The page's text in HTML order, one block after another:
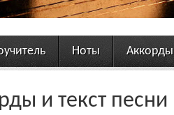
Ноты Аккорды
и текст песни